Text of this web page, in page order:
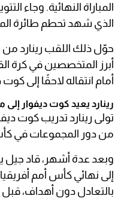
المباراة النهائية. وجاء
الذي شهد تحطم طائرة
حوّل ذلك اللقب رينارد من
أبرز المتخصصين في كرة
أمام انتقاله لاحقًا إلى كوت
رينارد يعيد كوت ديفوار إلى
من دور المجموعات في كأس
وبعد عدة أشهر، قاد جيل
بالتعادل دون أهداف،